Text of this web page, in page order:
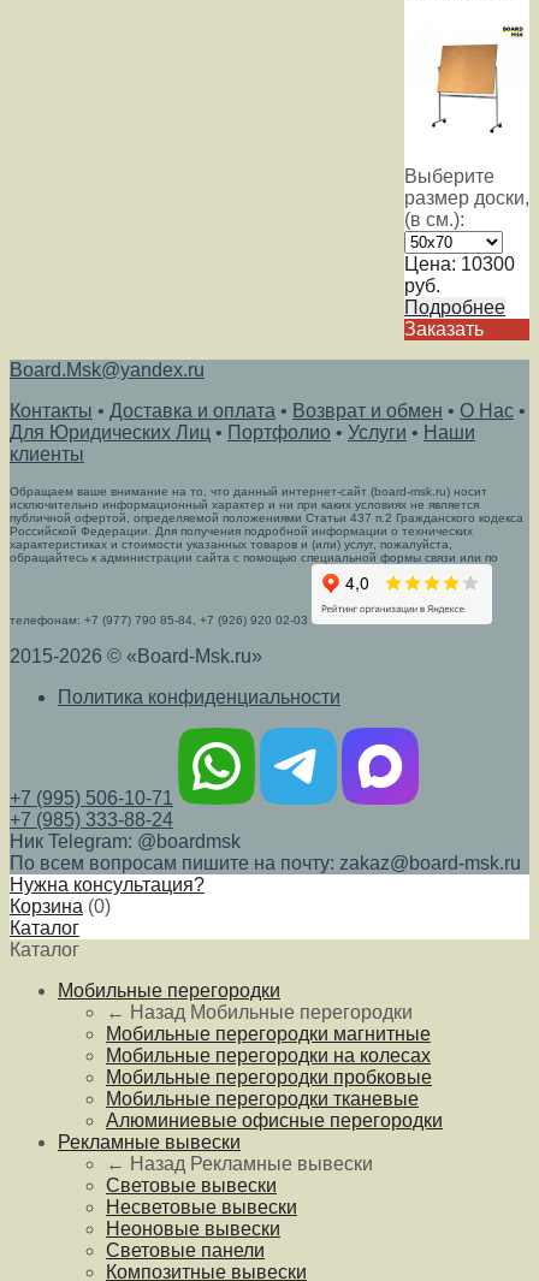
Выберите
размер доски,
(в см.):
Цена: 10300
руб.
Подробнее
Заказать
Board.Msk@yandex.ru
Контакты • Доставка и оплата • Возврат и обмен • О Нас •
Для Юридических Лиц • Портфолио • Услуги • Наши
клиенты
Обращаем ваше внимание на то, что данный интернет-сайт (board-msk.ru) носит
исключительно информационный характер и ни при каких условиях не является
публичной офертой, определяемой положениями Статьи 437 п.2 Гражданского кодекса
Российской Федерации. Для получения подробной информации о технических
характеристиках и стоимости указанных товаров и (или) услуг, пожалуйста,
обращайтесь к администрации сайта с помощью специальной формы связи или по
телефонам: +7 (977) 790 85-84, +7 (926) 920 02-03
2015-2026 © «Board-Msk.ru»
Политика конфиденциальности
+7 (995) 506-10-71
+7 (985) 333-88-24
Ник Telegram: @boardmsk
По всем вопросам пишите на почту: zakaz@board-msk.ru
Нужна консультация?
Корзина (0)
Каталог
Каталог
Мобильные перегородки
← Назад Мобильные перегородки
Мобильные перегородки магнитные
Мобильные перегородки на колесах
Мобильные перегородки пробковые
Мобильные перегородки тканевые
Алюминиевые офисные перегородки
Рекламные вывески
← Назад Рекламные вывески
Световые вывески
Несветовые вывески
Неоновые вывески
Световые панели
Композитные вывески